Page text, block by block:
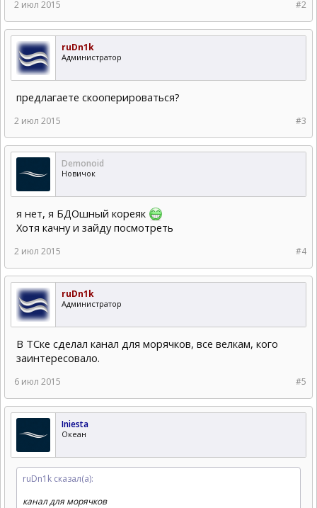
#2
2 июл 2015
ruDn1k
Администратор
предлагаете скооперироваться?
#3
2 июл 2015
Demonoid
Новичок
я нет, я БДОшный кореяк
Хотя качну и зайду посмотреть
#4
2 июл 2015
ruDn1k
Администратор
В ТСке сделал канал для морячков, все велкам, кого
заинтересовало.
#5
6 июл 2015
Iniesta
Океан
ruDn1k сказал(а):
канал для морячков